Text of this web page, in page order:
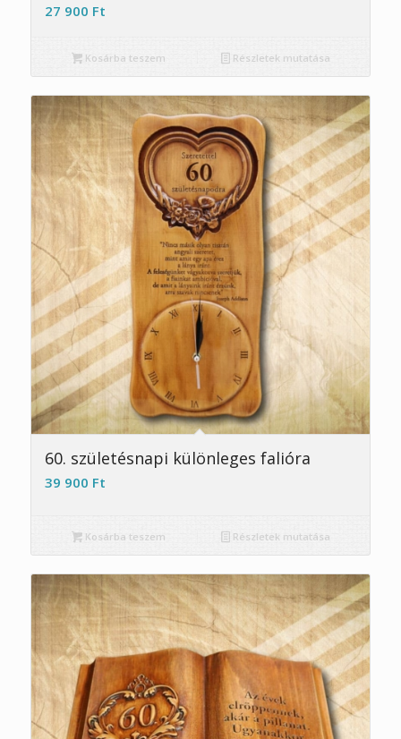
27 900 Ft
Kosárba teszem Részletek mutatása
5.00
60. születésnapi különleges falióra
39 900 Ft
Kosárba teszem Részletek mutatása